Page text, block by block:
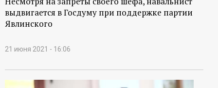
выдвигается в Госдуму при поддержке партии
Явлинского
21 июня 2021 - 16:06